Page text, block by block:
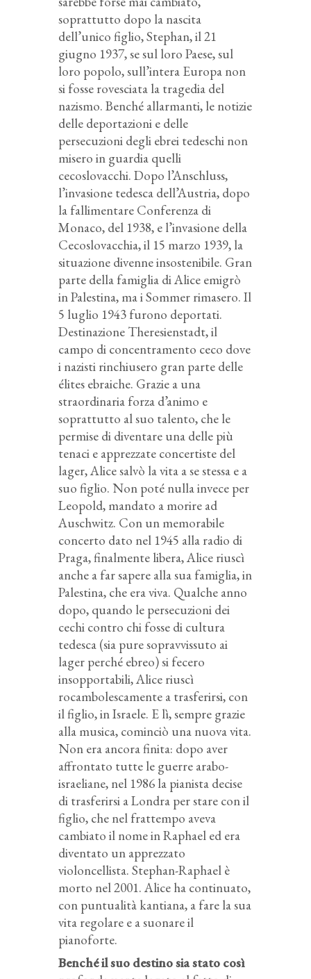
soprattutto dopo la nascita
dell’unico figlio, Stephan, il 21
giugno 1937, se sul loro Paese, sul
loro popolo, sull’intera Europa non
si fosse rovesciata la tragedia del
nazismo. Benché allarmanti, le notizie
delle deportazioni e delle
persecuzioni degli ebrei tedeschi non
misero in guardia quelli
cecoslovacchi. Dopo l’Anschluss,
l’invasione tedesca dell’Austria, dopo
la fallimentare Conferenza di
Monaco, del 1938, e l’invasione della
Cecoslovacchia, il 15 marzo 1939, la
situazione divenne insostenibile. Gran
parte della famiglia di Alice emigrò
in Palestina, ma i Sommer rimasero. Il
5 luglio 1943 furono deportati.
Destinazione Theresienstadt, il
campo di concentramento ceco dove
i nazisti rinchiusero gran parte delle
élites ebraiche. Grazie a una
straordinaria forza d’animo e
soprattutto al suo talento, che le
permise di diventare una delle più
tenaci e apprezzate concertiste del
lager, Alice salvò la vita a se stessa e a
suo figlio. Non poté nulla invece per
Leopold, mandato a morire ad
Auschwitz. Con un memorabile
concerto dato nel 1945 alla radio di
Praga, finalmente libera, Alice riuscì
anche a far sapere alla sua famiglia, in
Palestina, che era viva. Qualche anno
dopo, quando le persecuzioni dei
cechi contro chi fosse di cultura
tedesca (sia pure sopravvissuto ai
lager perché ebreo) si fecero
insopportabili, Alice riuscì
rocambolescamente a trasferirsi, con
il figlio, in Israele. E lì, sempre grazie
alla musica, cominciò una nuova vita.
Non era ancora finita: dopo aver
affrontato tutte le guerre arabo-
israeliane, nel 1986 la pianista decise
di trasferirsi a Londra per stare con il
figlio, che nel frattempo aveva
cambiato il nome in Raphael ed era
diventato un apprezzato
violoncellista. Stephan-Raphael è
morto nel 2001. Alice ha continuato,
con puntualità kantiana, a fare la sua
vita regolare e a suonare il
pianoforte.
Benché il suo destino sia stato così